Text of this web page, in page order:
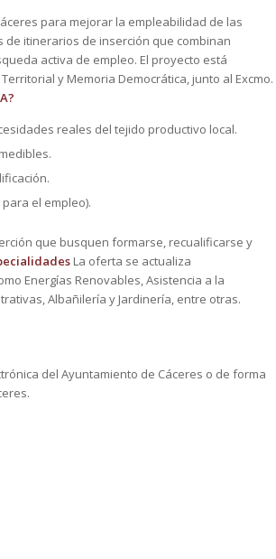
para mejorar la empleabilidad de las
de itinerarios de inserción que combinan
activa de empleo. El proyecto está
y Memoria Democrática, junto al Excmo.
reales del tejido productivo local.
el empleo).
que busquen formarse, recualificarse y
La oferta se actualiza
Energías Renovables, Asistencia a la
Albañilería y Jardinería, entre otras.
del Ayuntamiento de Cáceres o de forma